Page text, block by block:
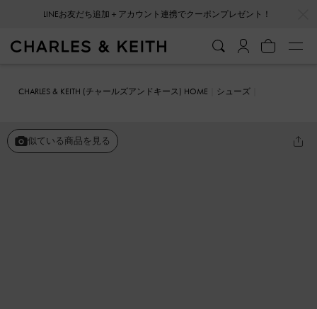
LINEお友だち追加＋アカウント連携でクーポンプレゼント！
CHARLES & KEITH (チャールズアンドキース) HOME
シューズ
似ている商品を見る